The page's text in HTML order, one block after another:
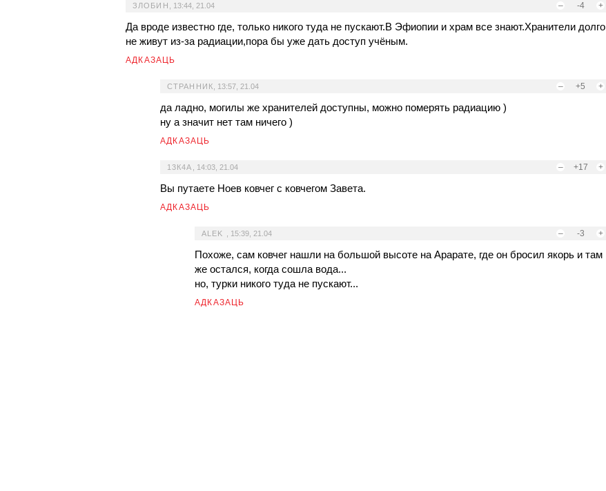
– -4 +
ЗЛОБИН 13:44, 21.04
Да вроде известно где, только никого туда не пускают.В Эфиопии и храм все знают.Хранители долго
не живут из-за радиации,пора бы уже дать доступ учёным.
АДКАЗАЦЬ
– +5 +
СТРАННИК 13:57, 21.04
да ладно, могилы же хранителей доступны, можно померять радиацию )
ну а значит нет там ничего )
АДКАЗАЦЬ
– +17 +
13К4А 14:03, 21.04
Вы путаете Ноев ковчег с ковчегом Завета.
АДКАЗАЦЬ
– -3 +
ALEK 15:39, 21.04
Похоже, сам ковчег нашли на большой высоте на Арарате, где он бросил якорь и там
же остался, когда сошла вода...
но, турки никого туда не пускают...
АДКАЗАЦЬ